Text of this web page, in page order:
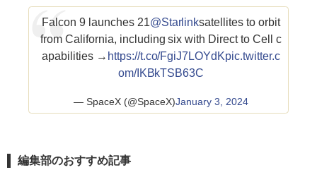
Falcon 9 launches 21@Starlinksatellites to orbit
from California, including six with Direct to Cell c
apabilities → https://t.co/FgiJ7LOYdKpic.twitter.c
om/IKBkTSB63C
— SpaceX (@SpaceX)January 3, 2024
編集部のおすすめ記事